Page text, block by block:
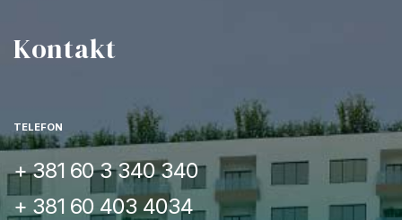
Kontakt
TELEFON
+ 381 60 3 340 340
+ 381 60 403 4034